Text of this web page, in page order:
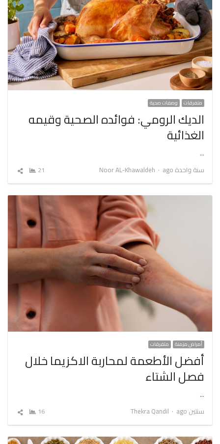
متفرقات وصفات صحية
الديك الرومي: فوائده الصحية وقيمه
الغذائية
…
سنة واحدة ago
Author
Noor AL-Khawaldeh
21
شارك
أمراض مزمنة متفرقات
أفضل الأطعمة لمحاربة الاكزيما خلال
فصل الشتاء
…
سنتين ago
Author
Thekra Qandil
16
شارك